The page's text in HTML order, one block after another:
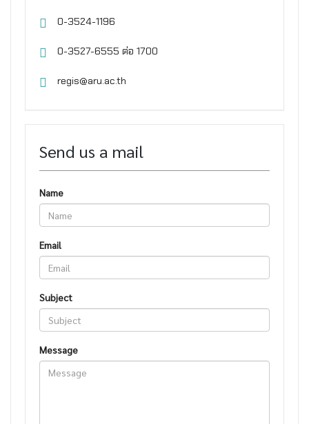
0-3524-1196
0-3527-6555 ต่อ 1700
regis@aru.ac.th
Send us a mail
Name
Email
Subject
Message